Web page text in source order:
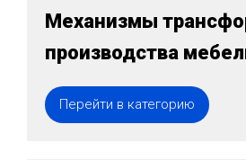
Механизмы
производства
Перейти в категорию